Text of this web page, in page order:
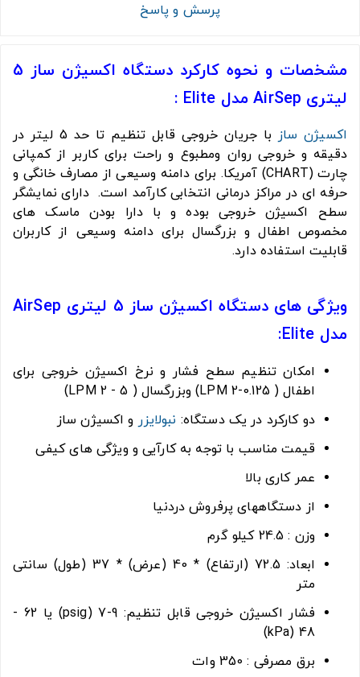
پرسش و پاسخ
مشخصات و نحوه کارکرد دستگاه اکسیژن ساز 5
لیتری AirSep مدل Elite :
اکسیژن ساز
با جریان خروجی قابل تنظیم تا حد 5 لیتر در
دقیقه و خروجی روان ومطبوع و راحت برای کاربر از کمپانی
چارت (CHART) آمریکا. برای دامنه وسیعی از مصارف خانگی و
حرفه ای در مراکز درمانی انتخابی کارآمد است. دارای نمایشگر
سطح اکسیژن خروجی بوده و با دارا بودن ماسک های
مخصوص اطفال و بزرگسال برای دامنه وسیعی از کاربران
قابلیت استفاده دارد.
ویژگی های دستگاه اکسیژن ساز 5 لیتری AirSep
مدل Elite:
امکان تنظیم سطح فشار و نرخ اکسیژن خروجی برای
اطفال ( 0.125-2 LPM) وبزرگسال ( 5 - 2 LPM)
دو کارکرد در یک دستگاه: نبولایزر و اکسیژن ساز
قیمت مناسب با توجه به کارآیی و ویژگی های کیفی
عمر کاری بالا
از دستگاههای پرفروش دردنیا
وزن : 24.5 کیلو گرم
ابعاد: 72.5 (ارتفاع) * 40 (عرض) * 37 (طول) سانتی
متر
فشار اکسیژن خروجی قابل تنظیم: 9-7 (psig) یا 62 -
48 (kPa)
برق مصرفی : 350 وات